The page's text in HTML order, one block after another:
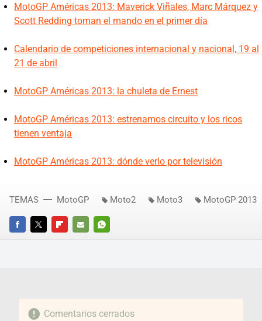
MotoGP Américas 2013: Maverick Viñales, Marc Márquez y
Scott Redding toman el mando en el primer día
Calendario de competiciones internacional y nacional, 19 al
21 de abril
MotoGP Américas 2013: la chuleta de Ernest
MotoGP Américas 2013: estrenamos circuito y los ricos
tienen ventaja
MotoGP Américas 2013: dónde verlo por televisión
FACEBOOKTWITTERFLIPBOARD
E-
WHATSAPP
TEMAS MotoGP Moto2 Moto3 MotoGP 2013
Comentarios cerrados